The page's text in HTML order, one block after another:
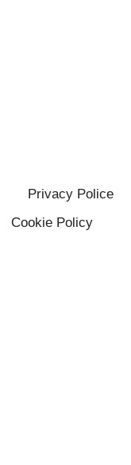
Privacy Police
Cookie Policy